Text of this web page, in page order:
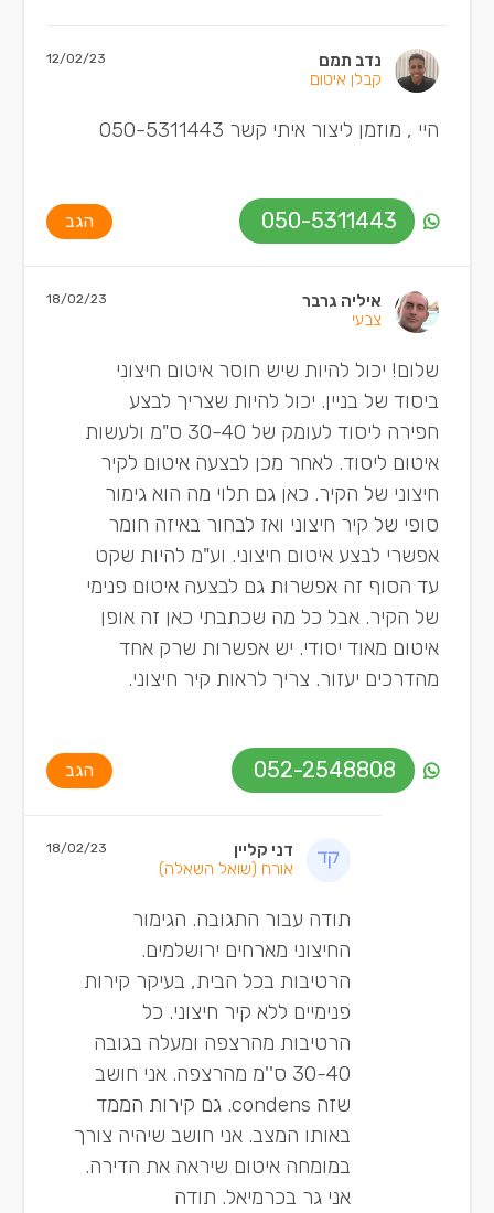
נדב תמם
קבלן איטום
12/02/23
היי , מוזמן ליצור איתי קשר 050-5311443
050-5311443 הגב
איליה גרבר
צבעי
18/02/23
שלום! יכול להיות שיש חוסר איטום חיצוני
ביסוד של בניין. יכול להיות שצריך לבצע
חפירה ליסוד לעומק של 30-40 ס"מ ולעשות
איטום ליסוד. לאחר מכן לבצעה איטום לקיר
חיצוני של הקיר. כאן גם תלוי מה הוא גימור
סופי של קיר חיצוני ואז לבחור באיזה חומר
אפשרי לבצע איטום חיצוני. וע"מ להיות שקט
עד הסוף זה אפשרות גם לבצעה איטום פנימי
של הקיר. אבל כל מה שכתבתי כאן זה אופן
איטום מאוד יסודי. יש אפשרות שרק אחד
מהדרכים יעזור. צריך לראות קיר חיצוני.
052-2548808 הגב
דני קליין
אורח (שואל השאלה)
18/02/23
תודה עבור התגובה. הגימור
החיצוני מארחים ירושלמים.
הרטיבות בכל הבית, בעיקר קירות
פנימיים ללא קיר חיצוני. כל
הרטיבות מהרצפה ומעלה בגובה
30-40 ס''מ מהרצפה. אני חושב
שזה condens. גם קירות הממד
באותו המצב. אני חושב שיהיה צורך
במומחה איטום שיראה את הדירה.
אני גר בכרמיאל. תודה